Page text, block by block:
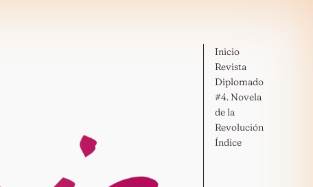
Inicio
Revista
Diplomado
#4. Novela
de la
Revolución
Índice